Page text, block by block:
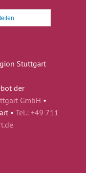
Stuttgart
der
GmbH •
• Tel.: +49 711